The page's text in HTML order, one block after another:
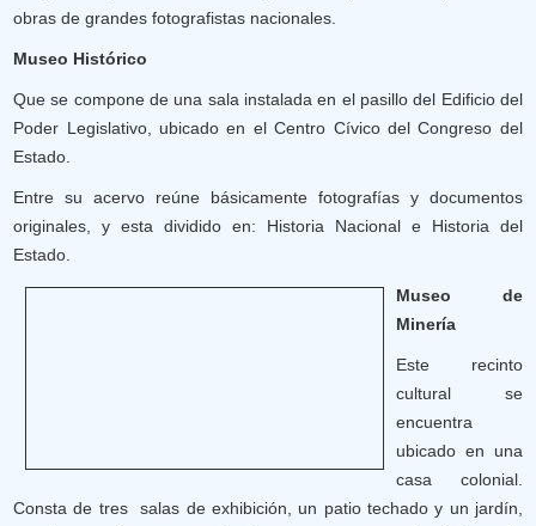
obras de grandes fotografistas nacionales.
Museo Histórico
Que se compone de una sala instalada en el pasillo del Edificio del
Poder Legislativo, ubicado en el Centro Cívico del Congreso del
Estado.
Entre su acervo reúne básicamente fotografías y documentos
originales, y esta dividido en: Historia Nacional e Historia del
Estado.
Museo de
Minería
Este recinto
cultural se
encuentra
ubicado en una
casa colonial.
Consta de tres salas de exhibición, un patio techado y un jardín,